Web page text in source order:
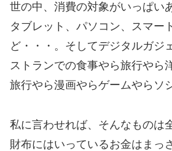
世の中、消費の対象がいっぱい
タブレット、パソコン、スマー
ど・・・。そしてデジタルガジ
ストランでの食事やら旅行やら
旅行やら漫画やらゲームやらソ
私に言わせれば、そんなものは
財布にはいっているお金はまっ